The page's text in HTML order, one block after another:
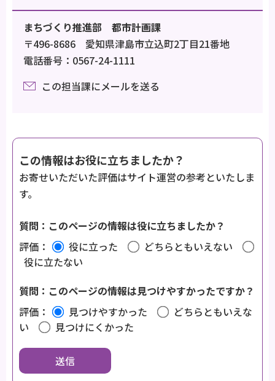
まちづくり推進部 都市計画課
〒496-8686 愛知県津島市立込町2丁目21番地
電話番号：0567-24-1111
この担当課にメールを送る
この情報はお役に立ちましたか？
お寄せいただいた評価はサイト運営の参考といたしま
す。
質問：このページの情報は役に立ちましたか？
評価：
役に立った
どちらともいえない
役に立たない
質問：このページの情報は見つけやすかったですか？
評価：
見つけやすかった
どちらともいえな
い
見つけにくかった